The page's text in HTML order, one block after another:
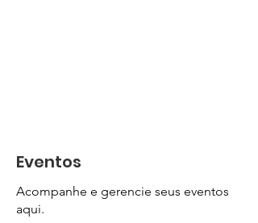
Eventos
Acompanhe e gerencie seus eventos
aqui.